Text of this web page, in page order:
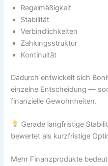
Regelmäßigkeit
Stabilität
Verbindlichkeiten
Zahlungsstruktur
Kontinuität
Dadurch entwickelt sich
einzelne Entscheidung —
finanzielle Gewohnheiten.
Gerade langfristige
bewertet als kurzfristige
Mehr Finanzprodukte